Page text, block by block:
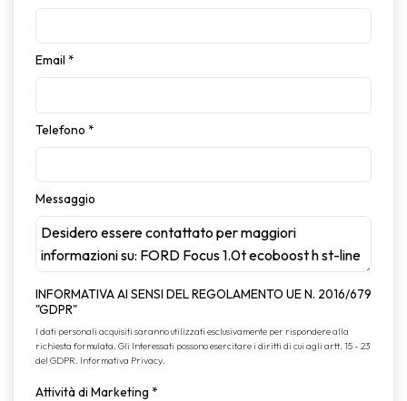
Email *
Telefono *
Messaggio
INFORMATIVA AI SENSI DEL REGOLAMENTO UE N. 2016/679
"GDPR"
I dati personali acquisiti saranno utilizzati esclusivamente per rispondere alla
richiesta formulata. Gli Interessati possono esercitare i diritti di cui agli artt. 15 - 23
del GDPR. Informativa Privacy.
Attività di Marketing *